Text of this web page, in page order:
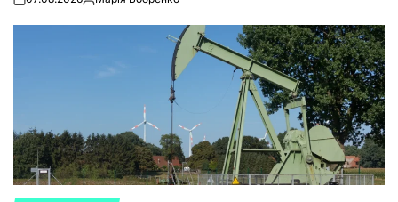
on
Запись